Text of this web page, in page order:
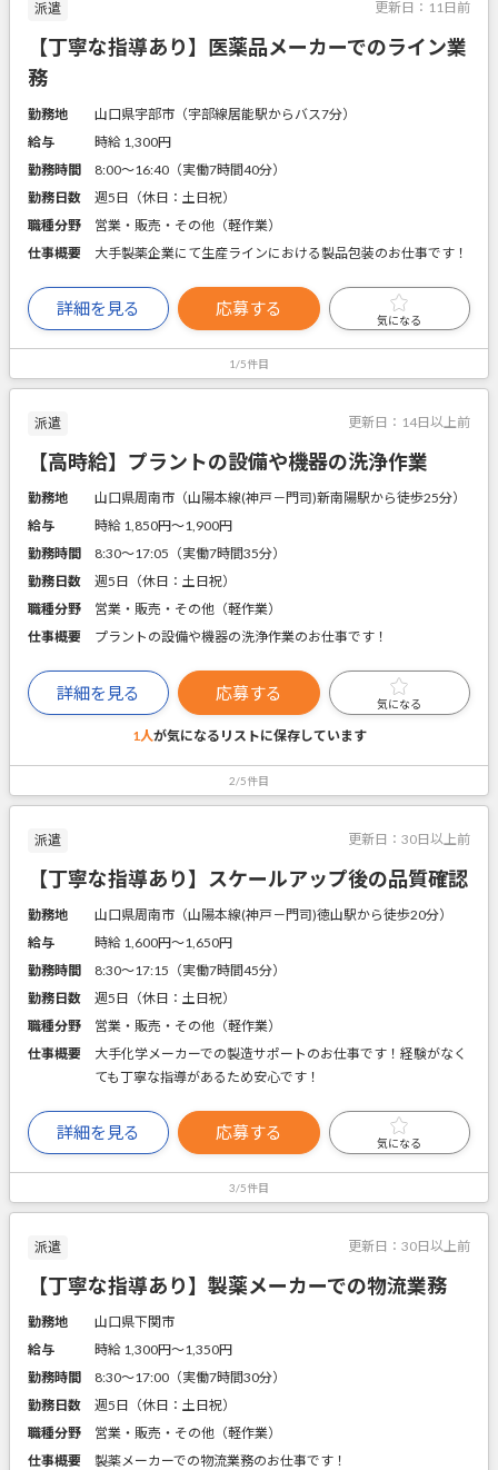
派遣 更新日： 11日前
【丁寧な指導あり】医薬品メーカーでのライン業
務
勤務地
山口県宇部市（宇部線居能駅からバス7分）
給与
時給 1,300円
勤務時間
8:00～16:40（実働7時間40分）
勤務日数
週5日（休日：土日祝）
職種分野
営業・販売・その他（軽作業）
仕事概要
大手製薬企業にて生産ラインにおける製品包装のお仕事です！
詳細を見る 応募する
気になる
1/5件目
派遣 更新日： 14日以上前
【高時給】プラントの設備や機器の洗浄作業
勤務地
山口県周南市（山陽本線(神戸－門司)新南陽駅から徒歩25分）
給与
時給 1,850円〜1,900円
勤務時間
8:30～17:05（実働7時間35分）
勤務日数
週5日（休日：土日祝）
職種分野
営業・販売・その他（軽作業）
仕事概要
プラントの設備や機器の洗浄作業のお仕事です！
詳細を見る 応募する
気になる
1人が気になるリストに保存しています
2/5件目
派遣 更新日： 30日以上前
【丁寧な指導あり】スケールアップ後の品質確認
勤務地
山口県周南市（山陽本線(神戸－門司)徳山駅から徒歩20分）
給与
時給 1,600円〜1,650円
勤務時間
8:30～17:15（実働7時間45分）
勤務日数
週5日（休日：土日祝）
職種分野
営業・販売・その他（軽作業）
仕事概要
大手化学メーカーでの製造サポートのお仕事です！経験がなく
ても丁寧な指導があるため安心です！
詳細を見る 応募する
気になる
3/5件目
派遣 更新日： 30日以上前
【丁寧な指導あり】製薬メーカーでの物流業務
勤務地
山口県下関市
給与
時給 1,300円〜1,350円
勤務時間
8:30～17:00（実働7時間30分）
勤務日数
週5日（休日：土日祝）
職種分野
営業・販売・その他（軽作業）
仕事概要
製薬メーカーでの物流業務のお仕事です！